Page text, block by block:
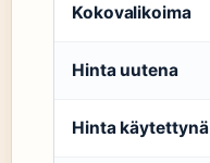
Kokovalikoima
Hinta uutena
Hinta käytettynä